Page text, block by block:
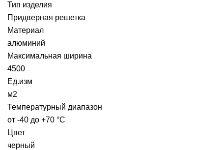
Тип изделия
Придверная решетка
Материал
алюминий
Максимальная ширина
4500
Ед.изм
м2
Температурный диапазон
от -40 до +70 °C
Цвет
черный